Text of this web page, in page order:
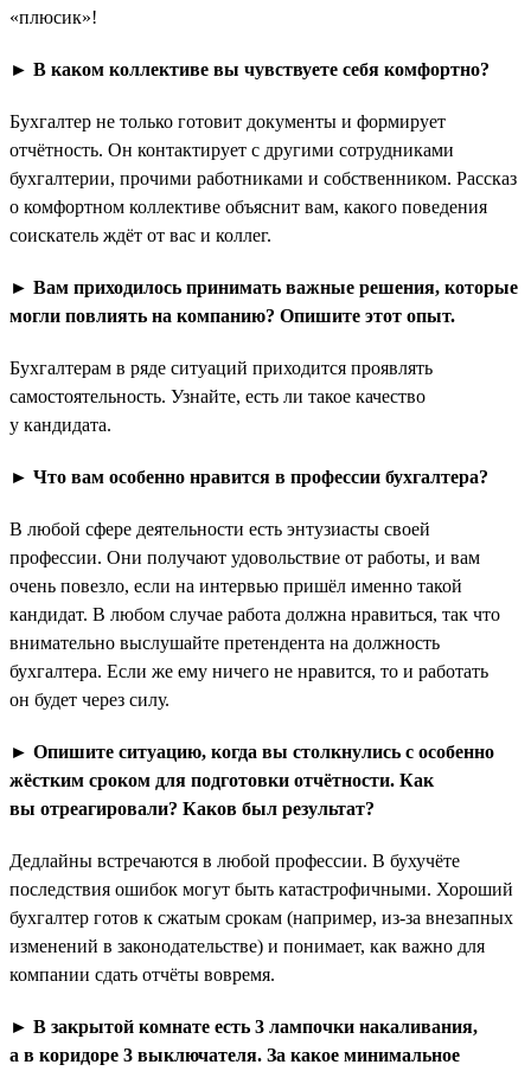
«плюсик»!
► В каком коллективе вы чувствуете себя комфортно?
Бухгалтер не только готовит документы и формирует
отчётность. Он контактирует с другими сотрудниками
бухгалтерии, прочими работниками и собственником. Рассказ
о комфортном коллективе объяснит вам, какого поведения
соискатель ждёт от вас и коллег.
► Вам приходилось принимать важные решения, которые
могли повлиять на компанию? Опишите этот опыт.
Бухгалтерам в ряде ситуаций приходится проявлять
самостоятельность. Узнайте, есть ли такое качество
у кандидата.
► Что вам особенно нравится в профессии бухгалтера?
В любой сфере деятельности есть энтузиасты своей
профессии. Они получают удовольствие от работы, и вам
очень повезло, если на интервью пришёл именно такой
кандидат. В любом случае работа должна нравиться, так что
внимательно выслушайте претендента на должность
бухгалтера. Если же ему ничего не нравится, то и работать
он будет через силу.
► Опишите ситуацию, когда вы столкнулись с особенно
жёстким сроком для подготовки отчётности. Как
вы отреагировали? Каков был результат?
Дедлайны встречаются в любой профессии. В бухучёте
последствия ошибок могут быть катастрофичными. Хороший
бухгалтер готов к сжатым срокам (например, из-за внезапных
изменений в законодательстве) и понимает, как важно для
компании сдать отчёты вовремя.
► В закрытой комнате есть 3 лампочки накаливания,
а в коридоре 3 выключателя. За какое минимальное